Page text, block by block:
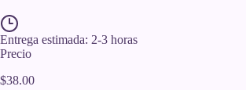
Entrega estimada: 2-3 horas
Precio
$38.00